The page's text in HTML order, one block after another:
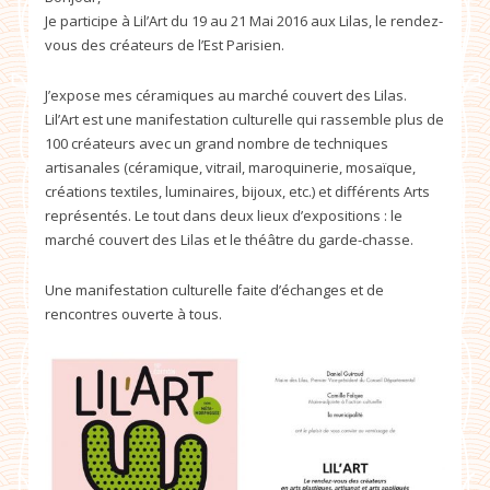
Je participe à Lil’Art du 19 au 21 Mai 2016 aux Lilas, le rendez-
vous des créateurs de l’Est Parisien.
J’expose mes céramiques au marché couvert des Lilas.
Lil’Art est une manifestation culturelle qui rassemble plus de
100 créateurs avec un grand nombre de techniques
artisanales (céramique, vitrail, maroquinerie, mosaïque,
créations textiles, luminaires, bijoux, etc.) et différents Arts
représentés. Le tout dans deux lieux d’expositions : le
marché couvert des Lilas et le théâtre du garde-chasse.
Une manifestation culturelle faite d’échanges et de
rencontres ouverte à tous.